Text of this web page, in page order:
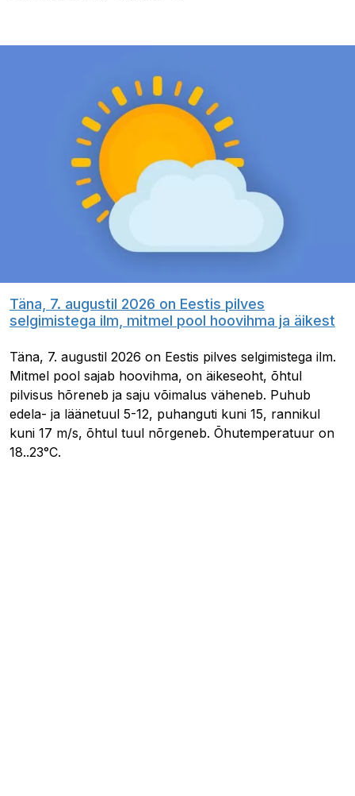
Täna, 7. augustil 2026 on Eestis pilves
selgimistega ilm, mitmel pool hoovihma ja äikest
Täna, 7. augustil 2026 on Eestis pilves selgimistega ilm.
Mitmel pool sajab hoovihma, on äikeseoht, õhtul
pilvisus hõreneb ja saju võimalus väheneb. Puhub
edela- ja läänetuul 5-12, puhanguti kuni 15, rannikul
kuni 17 m/s, õhtul tuul nõrgeneb. Õhutemperatuur on
18..23°C.